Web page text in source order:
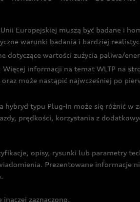
Europejskiej muszą być badane i
warunki badania i bardziej
wartości zużycia paliwa/
informacji na temat WLTP na
może nastąpić najwcześniej po
typu Plug-In może się różnić w
prędkości, korzystania z
opisy, rysunki lub parametry
Prezentowane informacje
zaznaczono.